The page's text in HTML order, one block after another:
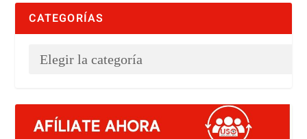
CATEGORÍAS